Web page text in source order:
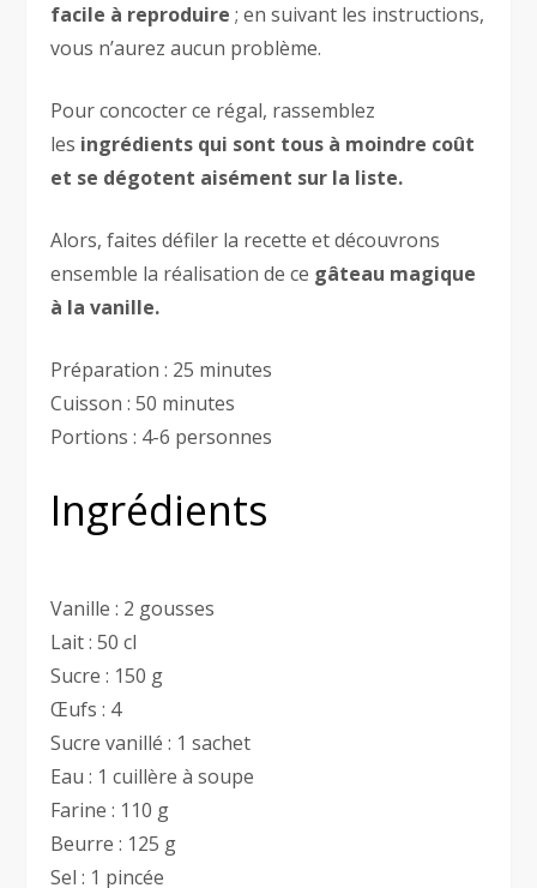
facile à reproduire ; en suivant les instructions,
vous n’aurez aucun problème.
Pour concocter ce régal, rassemblez
les ingrédients qui sont tous à moindre coût
et se dégotent aisément sur la liste.
Alors, faites défiler la recette et découvrons
ensemble la réalisation de ce gâteau magique
à la vanille.
Préparation : 25 minutes
Cuisson : 50 minutes
Portions : 4-6 personnes
Ingrédients
Vanille : 2 gousses
Lait : 50 cl
Sucre : 150 g
Œufs : 4
Sucre vanillé : 1 sachet
Eau : 1 cuillère à soupe
Farine : 110 g
Beurre : 125 g
Sel : 1 pincée